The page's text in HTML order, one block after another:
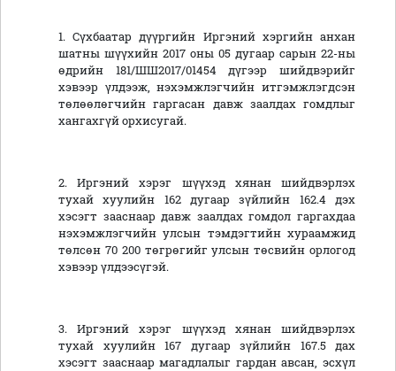
1. Сүхбаатар дүүргийн Иргэний хэргийн анхан
шатны шүүхийн 2017 оны 05 дугаар сарын 22-ны
өдрийн 181/ШШ2017/01454 дүгээр шийдвэрийг
хэвээр үлдээж, нэхэмжлэгчийн итгэмжлэгдсэн
төлөөлөгчийн гаргасан давж заалдах гомдлыг
хангахгүй орхисугай.
2. Иргэний хэрэг шүүхэд хянан шийдвэрлэх
тухай хуулийн 162 дугаар зүйлийн 162.4 дэх
хэсэгт зааснаар давж заалдах гомдол гаргахдаа
нэхэмжлэгчийн улсын тэмдэгтийн хураамжид
төлсөн 70 200 төгрөгийг улсын төсвийн орлогод
хэвээр үлдээсүгэй.
3. Иргэний хэрэг шүүхэд хянан шийдвэрлэх
тухай хуулийн 167 дугаар зүйлийн 167.5 дах
хэсэгт зааснаар магадлалыг гардан авсан, эсхүл